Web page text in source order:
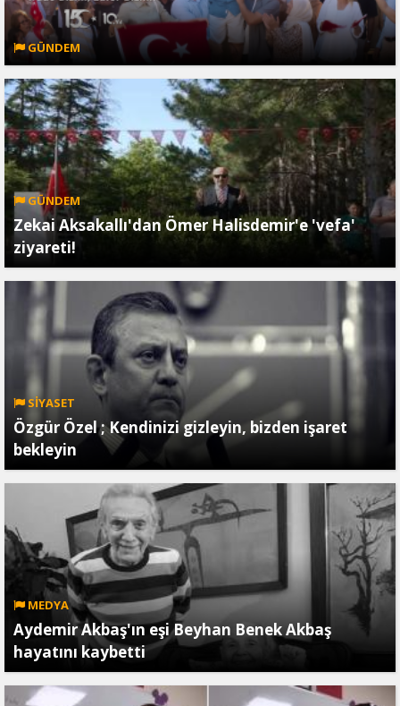
GÜNDEM
GÜNDEM
Zekai Aksakallı'dan Ömer Halisdemir'e 'vefa'
ziyareti!
SİYASET
Özgür Özel ; Kendinizi gizleyin, bizden işaret
bekleyin
MEDYA
Aydemir Akbaş'ın eşi Beyhan Benek Akbaş
hayatını kaybetti